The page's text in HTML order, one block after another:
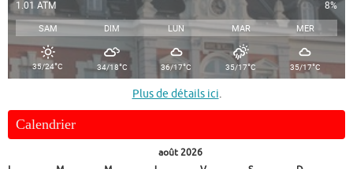
1.01 ATM 8%
SAM DIM LUN MAR MER
35/24°C 34/18°C 36/17°C 35/17°C 35/17°C
Plus de détails ici.
Calendrier
août 2026